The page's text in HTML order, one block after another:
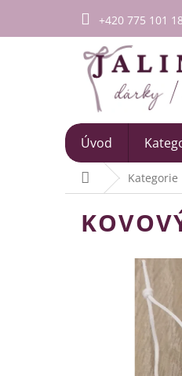
obsah
+420 775 101
Úvod
Domů Kategorie